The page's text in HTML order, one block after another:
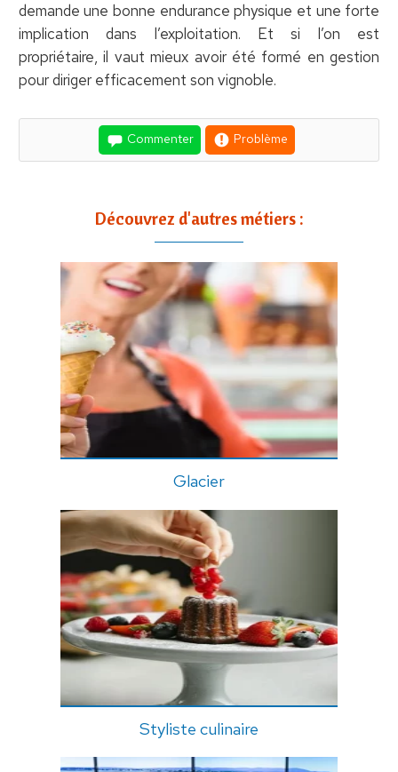
demande une bonne endurance physique et une forte
implication dans l’exploitation. Et si l’on est
propriétaire, il vaut mieux avoir été formé en gestion
pour diriger efficacement son vignoble.
Commenter Problème
Découvrez d'autres métiers :
Glacier
Styliste culinaire